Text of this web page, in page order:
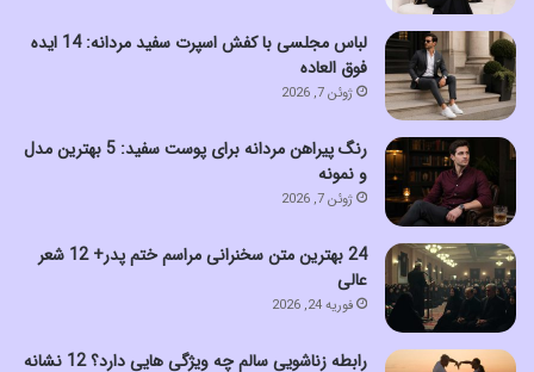
لباس مجلسی با کفش اسپرت سفید مردانه: 14 ایده
فوق العاده
ژوئن 7, 2026
رنگ پیراهن مردانه برای پوست سفید: 5 بهترین مدل
و نمونه
ژوئن 7, 2026
24 بهترین متن سخنرانی مراسم ختم پدر+ 12 شعر
عالی
فوریه 24, 2026
رابطه زناشویی سالم چه ویژگی هایی دارد؟ 12 نشانه